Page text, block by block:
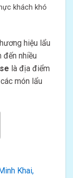
khách khó
hiệu lẩu
đến nhiều
là địa điểm
món lẩu
Khai,